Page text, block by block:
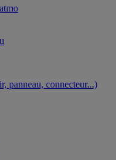
panneau, connecteur...)